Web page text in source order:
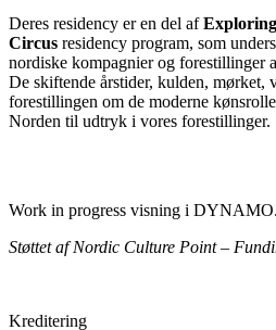
Deres residency er en del af
Circus residency program, som
nordiske kompagnier og forestillinger
De skiftende årstider, kulden, mørket,
forestillingen om de moderne
Norden til udtryk i vores forestillinger.
Work in progress visning i
Støttet af Nordic Culture Point–
Kreditering